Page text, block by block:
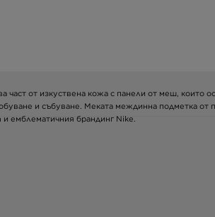
от изкуствена кожа с панели от меш, които
и събуване. Меката междинна подметка
емблематичния брандинг Nike.